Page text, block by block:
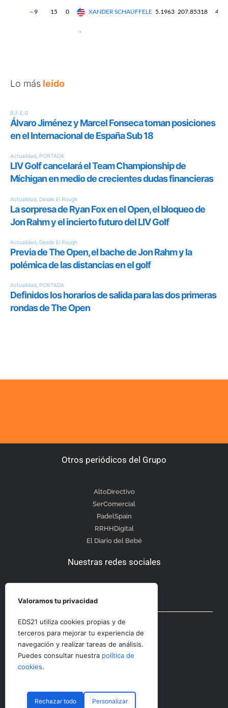
Lo más leído
Otros periódicos del Grupo
AltoDirectivo
SerComercial
PadelSpain
RRHHDigital
El Diario del Bebé
Nuestras redes sociales
Otras secciones
Contacto
Valoramos tu privacidad
EDS21 utiliza cookies propias y de
terceros para mejorar tu experiencia de
navegación y realizar tareas de análisis.
Puedes consultar nuestra política de
cookies.
Rechazar todo Personalizar